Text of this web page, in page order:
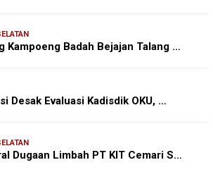
Kampoeng Badah Bejajan Talang …
Desak Evaluasi Kadisdik OKU, …
Dugaan Limbah PT KIT Cemari S…